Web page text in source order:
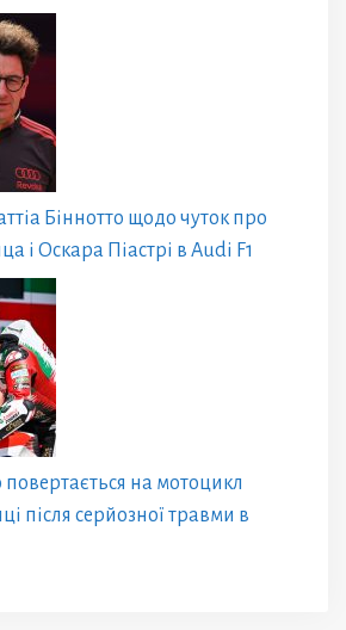
Біннотто щодо чуток про
і Оскара Піастрі в Audi F1
на мотоцикл
після серйозної травми в